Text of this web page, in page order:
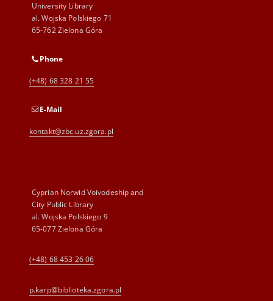
University Library
al. Wojska Polskiego 71
65-762 Zielona Góra
Phone
(+48) 68 328 21 55
E-Mail
kontakt@zbc.uz.zgora.pl
Cyprian Norwid Voivodeship and
City Public Library
al. Wojska Polskiego 9
65-077 Zielona Góra
(+48) 68 453 26 06
p.karp@biblioteka.zgora.pl